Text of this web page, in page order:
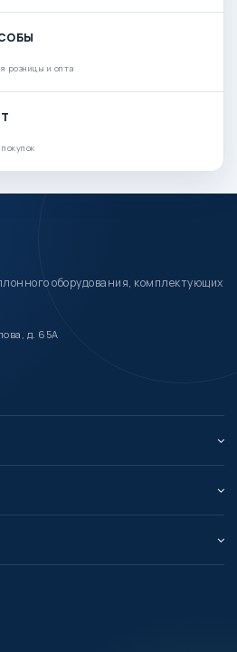
розницы и опта
оборудования, комплектующих
д. 65А